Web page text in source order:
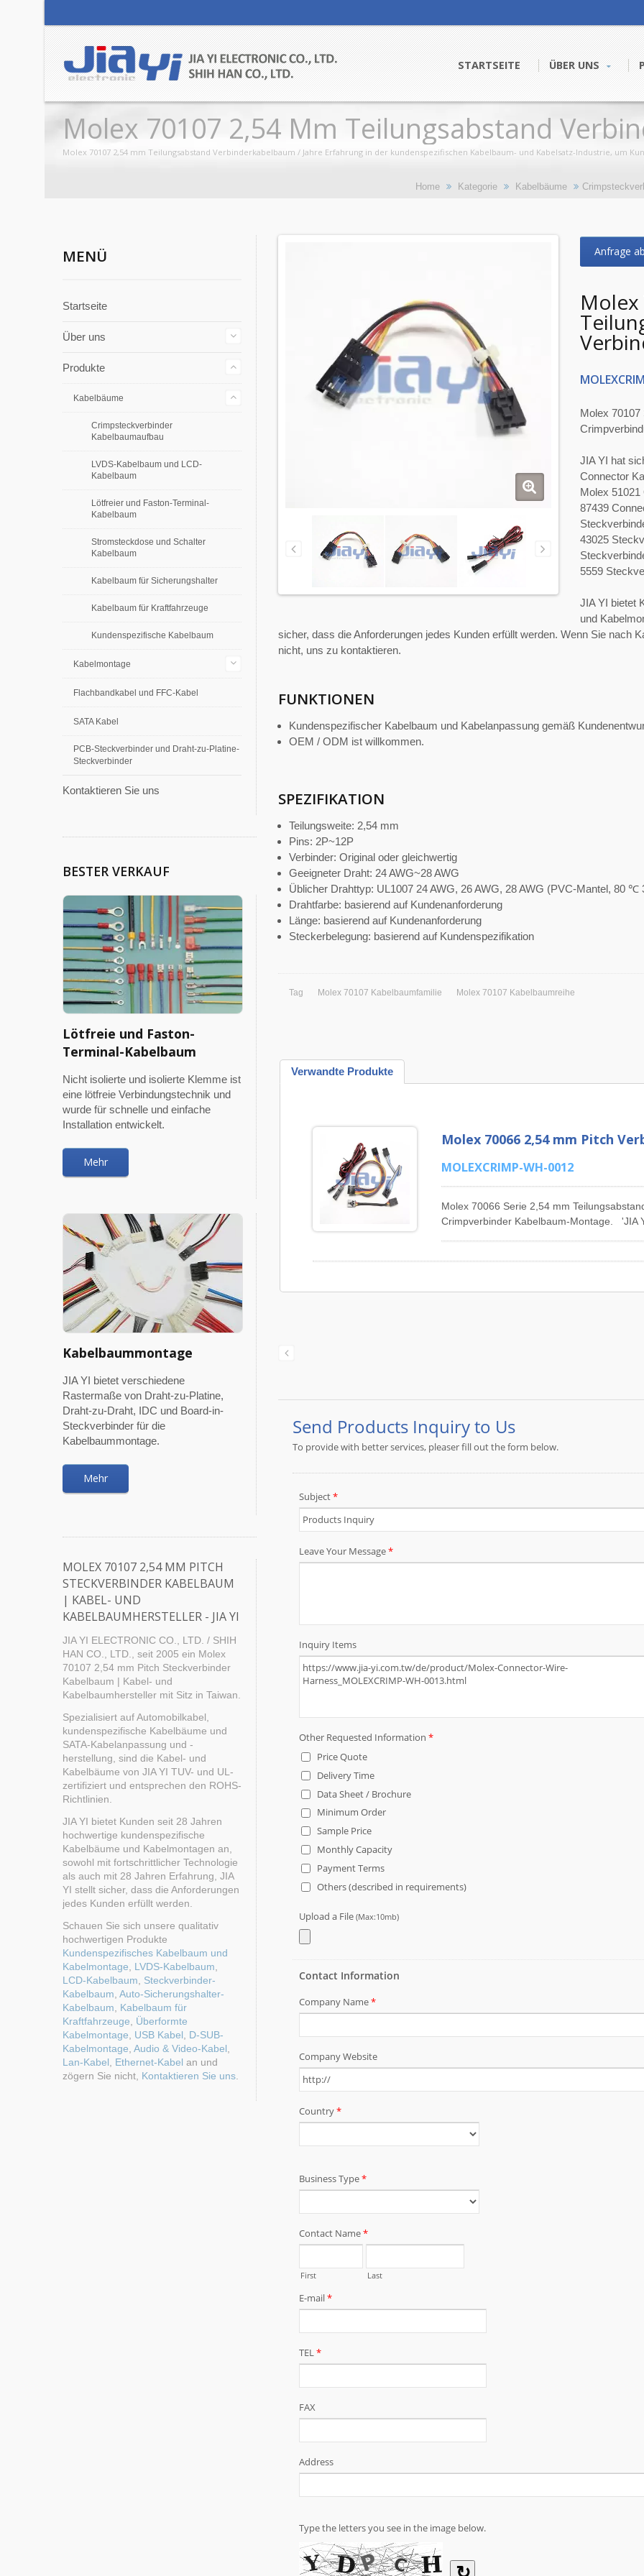
STARTSEITE ÜBER UNS
Molex 70107 2,54 Mm Teilungsabstand
Molex 70107 2,54 mm Teilungsabstand Verbinderkabelbaum / Jahre Erfahrung in der kundenspezifischen Kabelbaum- und Kabelsatz-Industrie, um
Home Kategorie Kabelbäume
MENÜ
Startseite
Über uns
Produkte
Kabelbäume
Crimpsteckverbinder
Kabelbaumaufbau
LVDS-Kabelbaum und LCD-
Kabelbaum
Lötfreier und Faston-Terminal-
Kabelbaum
Stromsteckdose und Schalter
Kabelbaum
Kabelbaum für Sicherungshalter
Kabelbaum für Kraftfahrzeuge
Kundenspezifische Kabelbaum
Kabelmontage
Flachbandkabel und FFC-Kabel
SATA Kabel
PCB-Steckverbinder und Draht-zu-Platine-
Steckverbinder
Kontaktieren Sie uns
BESTER VERKAUF
Lötfreie und Faston-
Terminal-Kabelbaum
Nicht isolierte und isolierte Klemme ist
eine lötfreie Verbindungstechnik und
wurde für schnelle und einfache
Installation entwickelt.
Mehr
Kabelbaummontage
JIA YI bietet verschiedene
Rastermaße von Draht-zu-Platine,
Draht-zu-Draht, IDC und Board-in-
Steckverbinder für die
Kabelbaummontage.
Mehr
MOLEX 70107 2,54 MM PITCH
STECKVERBINDER KABELBAUM
| KABEL- UND
KABELBAUMHERSTELLER - JIA YI
JIA YI ELECTRONIC CO., LTD. / SHIH
HAN CO., LTD., seit 2005 ein Molex
70107 2,54 mm Pitch Steckverbinder
Kabelbaum | Kabel- und
Kabelbaumhersteller mit Sitz in Taiwan.
Spezialisiert auf Automobilkabel,
kundenspezifische Kabelbäume und
SATA-Kabelanpassung und -
herstellung, sind die Kabel- und
Kabelbäume von JIA YI TUV- und UL-
zertifiziert und entsprechen den ROHS-
Richtlinien.
JIA YI bietet Kunden seit 28 Jahren
hochwertige kundenspezifische
Kabelbäume und Kabelmontagen an,
sowohl mit fortschrittlicher Technologie
als auch mit 28 Jahren Erfahrung, JIA
YI stellt sicher, dass die Anforderungen
jedes Kunden erfüllt werden.
Schauen Sie sich unsere qualitativ
hochwertigen Produkte
Kundenspezifisches Kabelbaum und
Kabelmontage
LVDS-Kabelbaum
LCD-Kabelbaum
Steckverbinder-
Kabelbaum Auto-Sicherungshalter-
Kabelbaum
Kabelbaum für
Kraftfahrzeuge
Überformte
Kabelmontage
USB Kabel
D-SUB-
Kabelmontage Audio & Video-Kabel
Lan-Kabel
Ethernet-Kabel an und
zögern Sie nicht, Kontaktieren Sie uns
Anfrage
Molex
Molex 70107
JIA YI hat
Connector
Molex
87439
43025
5559
JIA YI bietet
und
sicher, dass die Anforderungen jedes Kunden erfüllt werden. Wenn Sie nach
nicht, uns zu kontaktieren.
FUNKTIONEN
Kundenspezifischer Kabelbaum und Kabelanpassung gemäß
OEM / ODM ist willkommen.
SPEZIFIKATION
Teilungsweite: 2,54 mm
Pins: 2P~12P
Verbinder: Original oder gleichwertig
Geeigneter Draht: 24 AWG~28 AWG
Üblicher Drahttyp: UL1007 24 AWG, 26 AWG, 28 AWG (PVC-Mantel, 80 ℃
Drahtfarbe: basierend auf Kundenanforderung
Länge: basierend auf Kundenanforderung
Steckerbelegung: basierend auf Kundenspezifikation
Tag Molex 70107 Kabelbaumfamilie Molex 70107 Kabelbaumreihe
Verwandte Produkte
Molex 70066 2,54 mm Pitch
MOLEXCRIMP-WH-0012
Molex 70066 Serie 2,54 mm
Crimpverbinder Kabelbaum-Montage. 'JIA